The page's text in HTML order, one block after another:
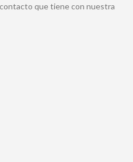
que tiene con nuestra